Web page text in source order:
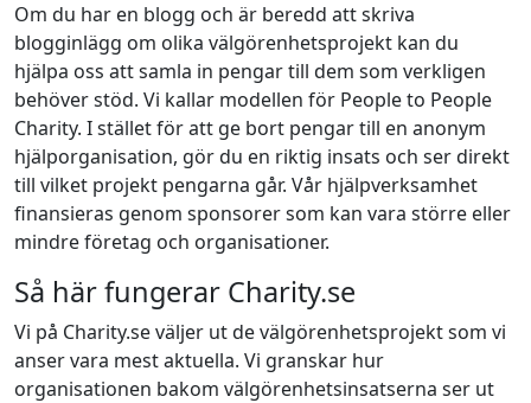
Om du har en blogg och är beredd att skriva
blogginlägg om olika välgörenhetsprojekt kan du
hjälpa oss att samla in pengar till dem som verkligen
behöver stöd. Vi kallar modellen för People to People
Charity. I stället för att ge bort pengar till en anonym
hjälporganisation, gör du en riktig insats och ser direkt
till vilket projekt pengarna går. Vår hjälpverksamhet
finansieras genom sponsorer som kan vara större eller
mindre företag och organisationer.
Så här fungerar Charity.se
Vi på Charity.se väljer ut de välgörenhetsprojekt som vi
anser vara mest aktuella. Vi granskar hur
organisationen bakom välgörenhetsinsatserna ser ut